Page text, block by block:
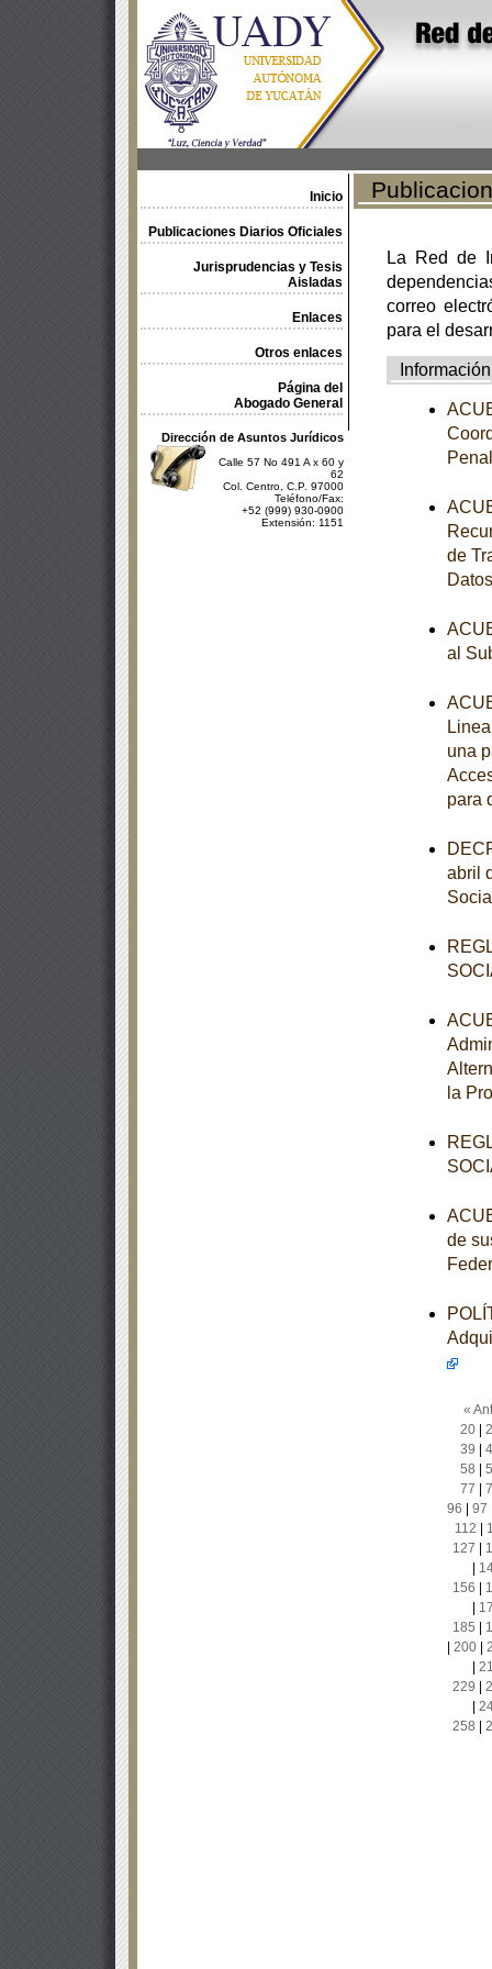
Inicio
Publicaciones Diarios Oficiales
Jurisprudencias y Tesis
Aisladas
Enlaces
Otros enlaces
Página del
Abogado General
Dirección de Asuntos Jurídicos
Calle 57 No 491 A x 60 y
62
Col. Centro, C.P. 97000
Teléfono/Fax:
+52 (999) 930-0900
Extensión: 1151
La Red de
correo
para el
Información
de
al
una
para
abril
la
de
«
20|
39
58
77
96
97
112
127
156
185
200|
229
258